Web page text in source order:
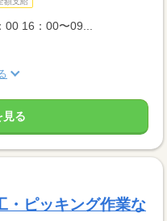
00 16：00〜09...
見る
・ピッキング作業な